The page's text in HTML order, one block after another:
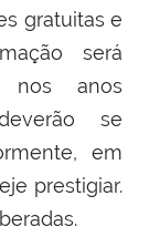
gratuitas e
será
nos anos
se
em
prestigiar.